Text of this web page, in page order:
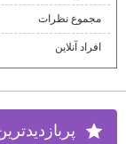
مجموع نظرات
افراد آنلاین